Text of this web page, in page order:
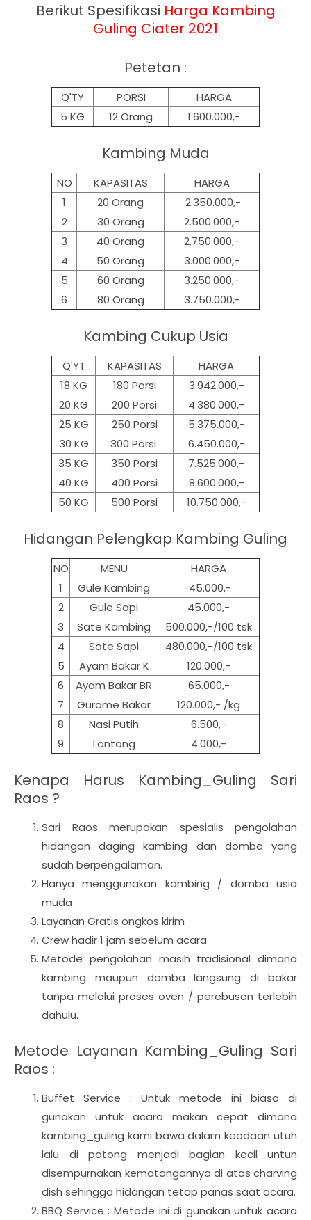
Berikut Spesifikasi Harga Kambing
Guling Ciater 2021
Petetan :
Q'TY PORSI
HARGA
5 KG
12 Orang 1.600.000,-
Kambing Muda
NO KAPASITAS
HARGA
1
20 Orang
2.350.000,-
2
30 Orang
2.500.000,-
3
40 Orang
2.750.000,-
4
50 Orang
3.000.000,-
5
60 Orang
3.250.000,-
6
80 Orang 3.750.000,-
Kambing Cukup Usia
Q'YT KAPASITAS
HARGA
18 KG
180 Porsi
3.942.000,-
20 KG
200 Porsi
4.380.000,-
25 KG
250 Porsi
5.375.000,-
30 KG
300 Porsi
6.450.000,-
35 KG
350 Porsi
7.525.000,-
40 KG
400 Porsi
8.600.000,-
50 KG
500 Porsi 10.750.000,-
Hidangan Pelengkap Kambing Guling
NO MENU
HARGA
1
Gule Kambing
45.000,-
2
Gule Sapi
45.000,-
3
Sate Kambing
500.000,-/100 tsk
4
Sate Sapi
480.000,-/100 tsk
5
Ayam Bakar K
120.000,-
6
Ayam Bakar BR
65.000,-
7
Gurame Bakar
120.000,- /kg
8
Nasi Putih
6.500,-
9
Lontong 4.000,-
Kenapa Harus Kambing_Guling Sari
Raos ?
Sari Raos merupakan spesialis pengolahan
hidangan daging kambing dan domba yang
sudah berpengalaman.
Hanya menggunakan kambing / domba usia
muda
Layanan Gratis ongkos kirim
Crew hadir 1 jam sebelum acara
Metode pengolahan masih tradisional dimana
kambing maupun domba langsung di bakar
tanpa melalui proses oven / perebusan terlebih
dahulu.
Metode Layanan Kambing_Guling Sari
Raos :
Buffet Service : Untuk metode ini biasa di
gunakan untuk acara makan cepat dimana
kambing_guling kami bawa dalam keadaan utuh
lalu di potong menjadi bagian kecil untun
disempurnakan kematangannya di atas charving
dish sehingga hidangan tetap panas saat acara.
BBQ Service : Metode ini di gunakan untuk acara